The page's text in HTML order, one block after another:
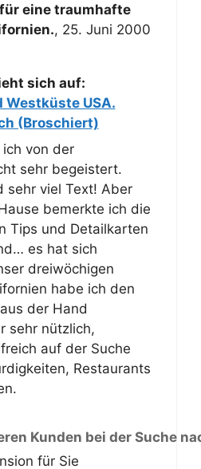
eine traumhafte
, 25. Juni 2000
sich auf:
Westküste USA.
(Broschiert)
von der
sehr begeistert.
sehr viel Text! Aber
bemerkte ich die
Tips und Detailkarten
es hat sich
dreiwöchigen
habe ich den
der Hand
sehr nützlich,
auf der Suche
Restaurants
Kunden bei der Suche
für Sie